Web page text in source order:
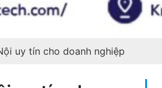
uy tín cho doanh nghiệp